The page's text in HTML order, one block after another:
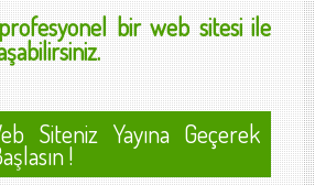
bir web sitesi ile
Siteniz Yayına Geçerek
!